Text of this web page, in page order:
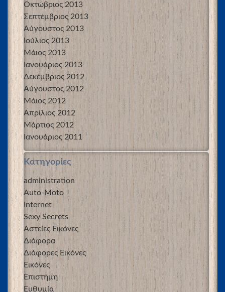
Οκτώβριος 2013
Σεπτέμβριος 2013
Αύγουστος 2013
Ιούλιος 2013
Μάιος 2013
Ιανουάριος 2013
Δεκέμβριος 2012
Αύγουστος 2012
Μάιος 2012
Απρίλιος 2012
Μάρτιος 2012
Ιανουάριος 2011
Kατηγορίες
administration
Auto-Moto
Internet
Sexy Secrets
Αστείες Εικόνες
Διάφορα
Διάφορες Εικόνες
Εικόνες
Επιστήμη
Ευθυμία